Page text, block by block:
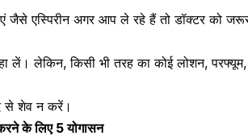
जैसे एस्पिरीन अगर आप ले रहे हैं तो डॉक्टर को
लें। लेकिन, किसी भी तरह का कोईलोशन,परफ्यूम
सेशेव न करें।
के लिए 5 योगासन